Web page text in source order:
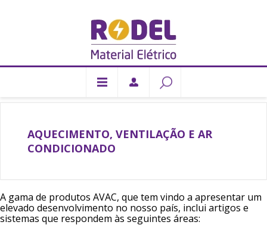
AQUECIMENTO, VENTILAÇÃO E AR
CONDICIONADO
A gama de produtos AVAC, que tem vindo a apresentar um
elevado desenvolvimento no nosso país, inclui artigos e
sistemas que respondem às seguintes áreas: